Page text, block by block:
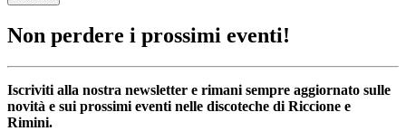
Non perdere i prossimi eventi!
Iscriviti alla nostra newsletter e rimani sempre aggiornato sulle
novità e sui prossimi eventi nelle discoteche di Riccione e
Rimini.